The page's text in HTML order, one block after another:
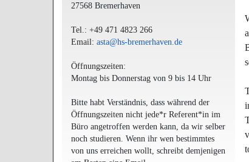
27568 Bremerhaven
Tel.: +49 471 4823 266
Email: asta@hs-bremerhaven.de
Öffnungszeiten:
Montag bis Donnerstag von 9 bis 14 Uhr
Bitte habt Verständnis, dass während der
Öffnungszeiten nicht jede*r Referent*in im
Büro angetroffen werden kann, da wir selber
noch studieren. Wenn ihr wen bestimmtes
von uns erreichen wollt, schreibt demjenigen